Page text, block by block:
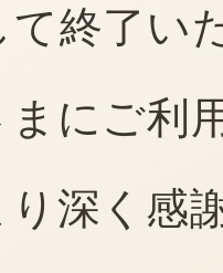
て終了い
まにご利
り深く感